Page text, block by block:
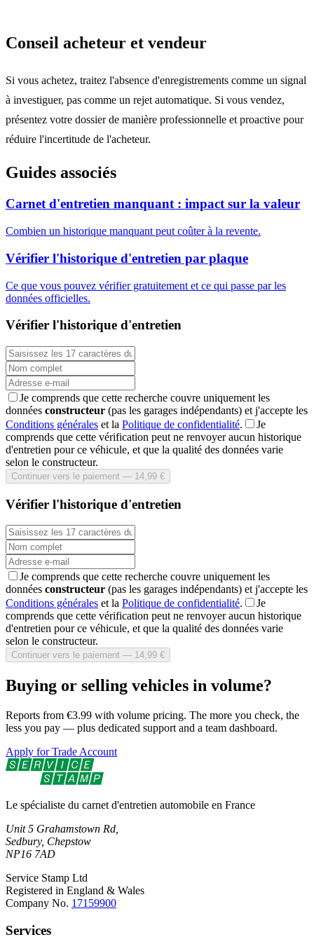
Conseil acheteur et vendeur
Si vous achetez, traitez l'absence d'enregistrements comme un signal
à investiguer, pas comme un rejet automatique. Si vous vendez,
présentez votre dossier de manière professionnelle et proactive pour
réduire l'incertitude de l'acheteur.
Guides associés
Carnet d'entretien manquant : impact sur la valeur
Combien un historique manquant peut coûter à la revente.
Vérifier l'historique d'entretien par plaque
Ce que vous pouvez vérifier gratuitement et ce qui passe par les
données officielles.
Vérifier l'historique d'entretien
Je comprends que cette recherche couvre uniquement les
données constructeur (pas les garages indépendants) et j'accepte les
Conditions générales et la Politique de confidentialité.
Je
comprends que cette vérification peut ne renvoyer aucun historique
d'entretien pour ce véhicule, et que la qualité des données varie
selon le constructeur.
Continuer vers le paiement — 14,99 €
Vérifier l'historique d'entretien
Je comprends que cette recherche couvre uniquement les
données constructeur (pas les garages indépendants) et j'accepte les
Conditions générales et la Politique de confidentialité.
Je
comprends que cette vérification peut ne renvoyer aucun historique
d'entretien pour ce véhicule, et que la qualité des données varie
selon le constructeur.
Continuer vers le paiement — 14,99 €
Buying or selling vehicles in volume?
Reports from €3.99 with volume pricing. The more you check, the
less you pay — plus dedicated support and a team dashboard.
Apply for Trade Account
Le spécialiste du carnet d'entretien automobile en France
Unit 5 Grahamstown Rd,
Sedbury, Chepstow
NP16 7AD
Service Stamp Ltd
Registered in England & Wales
Company No. 17159900
Services